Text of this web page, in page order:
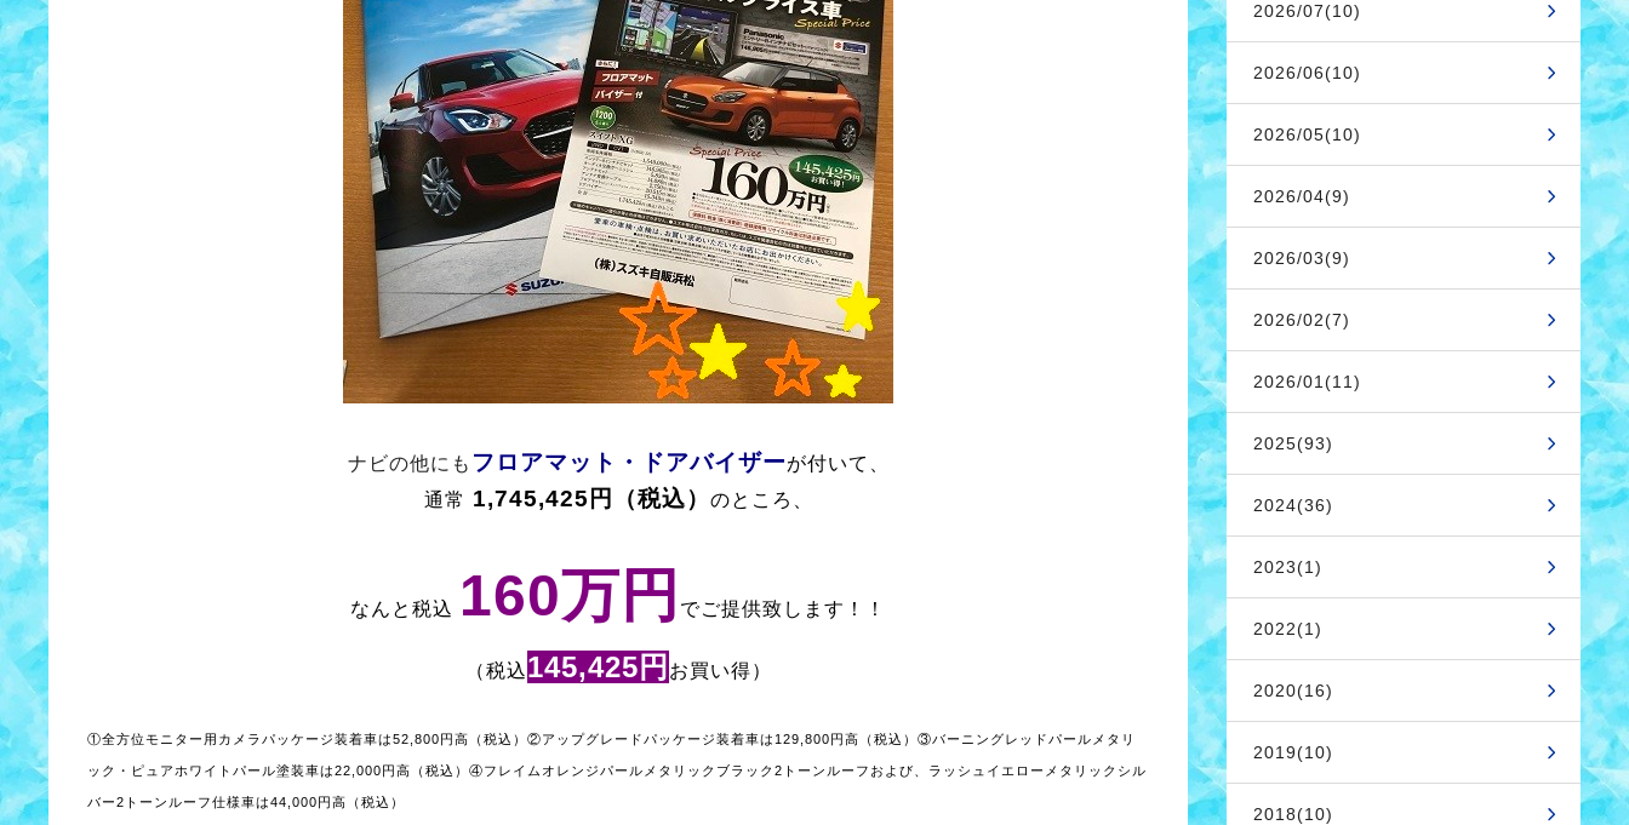
ナビの他にも フロアマット・ドアバイザーが付いて、
通常 1,745,425円（税込） のところ、
なんと税込 160万円 でご提供致します！！
（税込145,425円 お買い得）
①全方位モニター用カメラパッケージ装着車は52,800円高（税込） ②アップグレードパッケージ装着車は129,800円高（税込） ③バーニングレッドパールメタリ
ック・ピュアホワイトパール塗装車は22,000円高（税込） ④フレイムオレンジパールメタリックブラック2トーンルーフおよび、 ラッシュイエローメタリックシル
バー2トーンルーフ仕様車は44,000円高（税込）
2026/07(10)
2026/06(10)
2026/05(10)
2026/04(9)
2026/03(9)
2026/02(7)
2026/01(11)
2025(93)
2024(36)
2023(1)
2022(1)
2020(16)
2019(10)
2018(10)